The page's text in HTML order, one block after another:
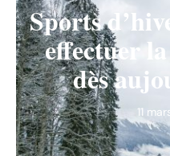
Sports
effectuer
dès
11